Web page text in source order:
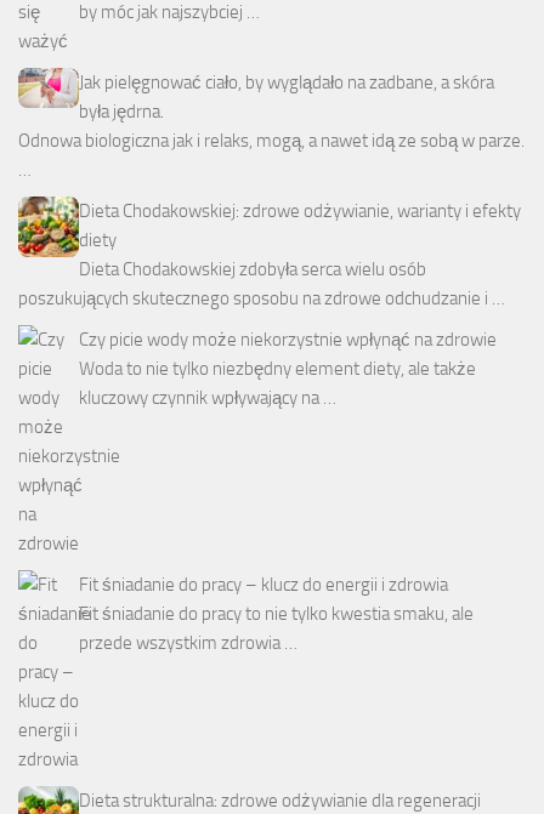
by móc jak najszybciej …
Jak pielęgnować ciało, by wyglądało na zadbane, a skóra
była jędrna.
Odnowa biologiczna jak i relaks, mogą, a nawet idą ze sobą w parze.
…
Dieta Chodakowskiej: zdrowe odżywianie, warianty i efekty
diety
Dieta Chodakowskiej zdobyła serca wielu osób
poszukujących skutecznego sposobu na zdrowe odchudzanie i …
Czy picie wody może niekorzystnie wpłynąć na zdrowie
Woda to nie tylko niezbędny element diety, ale także
kluczowy czynnik wpływający na …
Fit śniadanie do pracy – klucz do energii i zdrowia
Fit śniadanie do pracy to nie tylko kwestia smaku, ale
przede wszystkim zdrowia …
Dieta strukturalna: zdrowe odżywianie dla regeneracji